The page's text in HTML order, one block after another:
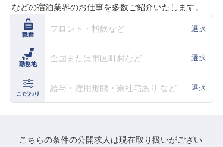
おもてなしHRについて
ご利用の流れ
よくある質問
ホテル・宿泊業界情報コラム
無料 転職サポートに申し込む
などの宿泊業界のお仕事を多数ご紹介いたします。
職種
フロント・料飲など 選択
勤務地
全国または市区町村など 選択
こだわり
給与・雇用形態・寮社宅あり など 選択
こちらの条件の公開求人は現在取り扱いがござい